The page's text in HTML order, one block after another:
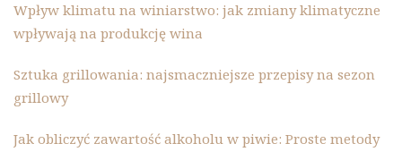
Wpływ klimatu na winiarstwo: jak zmiany klimatyczne
wpływają na produkcję wina
Sztuka grillowania: najsmaczniejsze przepisy na sezon
grillowy
Jak obliczyć zawartość alkoholu w piwie: Proste metody